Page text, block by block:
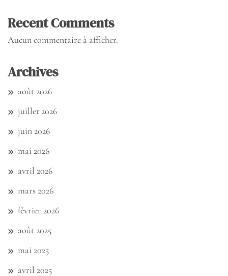
Recent Comments
Aucun commentaire à afficher.
Archives
août 2026
juillet 2026
juin 2026
mai 2026
avril 2026
mars 2026
février 2026
août 2025
mai 2025
avril 2025